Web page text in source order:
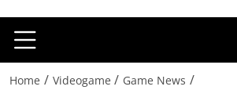
Home / Videogame / Game News /